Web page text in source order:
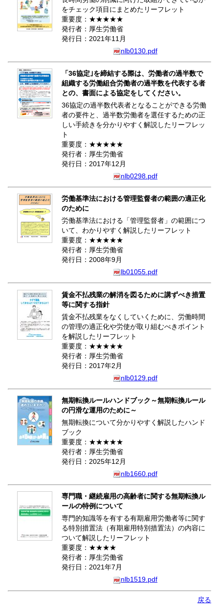
をチェック項目にまとめたリーフレット
重要度：★★★★★
発行者：厚生労働省
発行日：2021年11月
nlb0130.pdf
「36協定｣を締結する際は、労働者の過半数で
組織する労働組合労働者の過半数を代表する者
との、書面による協定をしてください。
36協定の過半数代表者となることができる労働
者の要件と、過半数労働者を選任するための正
しい手続きを分かりやすく解説したリーフレッ
ト
重要度：★★★★★
発行者：厚生労働省
発行日：2017年12月
nlb0298.pdf
労働基準法における管理監督者の範囲の適正化
のために
労働基準法における「管理監督者」の範囲につ
いて、わかりやすく解説したリーフレット
重要度：★★★★★
発行者：厚生労働省
発行日：2008年9月
lb01055.pdf
賃金不払残業の解消を図るために講ずべき措置
等に関する指針
賃金不払残業をなくしていくために、労働時間
の管理の適正化や労使が取り組むべきポイント
を解説したリーフレット
重要度：★★★★★
発行者：厚生労働省
発行日：2017年2月
nlb0129.pdf
無期転換ルールハンドブック～無期転換ルール
の円滑な運用のために～
無期転換について分かりやすく解説したハンド
ブック
重要度：★★★★★
発行者：厚生労働省
発行日：2025年12月
nlb1660.pdf
専門職・継続雇用の高齢者に関する無期転換ル
ールの特例について
専門的知識等を有する有期雇用労働者等に関す
る特別措置法（有期雇用特別措置法）の内容に
ついて解説したリーフレット
重要度：★★★★
発行者：厚生労働省
発行日：2021年7月
nlb1519.pdf
戻る